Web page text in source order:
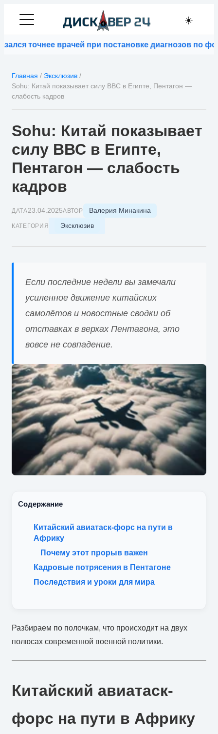
☀️
точнее врачей при постановке диагнозов по
Главная / Эксклюзив /
Sohu: Китай показывает силу ВВС в Египте, Пентагон —
слабость кадров
Sohu: Китай показывает
силу ВВС в Египте,
Пентагон — слабость
кадров
ДАТА23.04.2025АВТОР Валерия Минакина
КАТЕГОРИЯ Эксклюзив
Если последние недели вы замечали
усиленное движение китайских
самолётов и новостные сводки об
отставках в верхах Пентагона, это
вовсе не совпадение.
Содержание
Китайский авиатаск-форс на пути в
Африку
Почему этот прорыв важен
Кадровые потрясения в Пентагоне
Последствия и уроки для мира
Разбираем по полочкам, что происходит на двух
полюсах современной военной политики.
Китайский авиатаск-
форс на пути в Африку